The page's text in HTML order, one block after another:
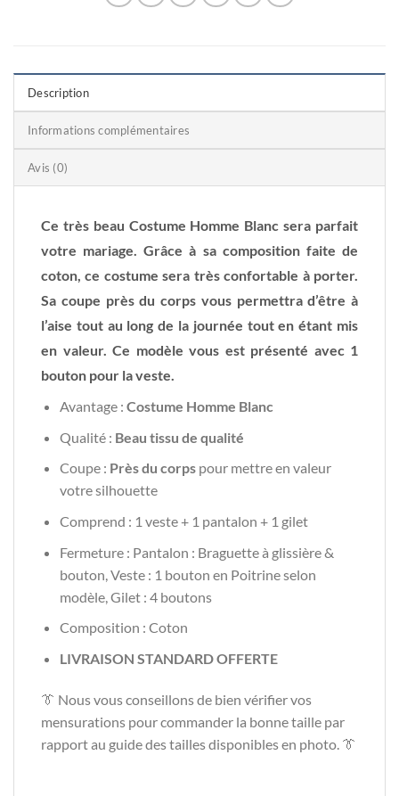
Description
Informations complémentaires
Avis (0)
Ce très beau Costume Homme Blanc sera parfait
votre mariage. Grâce à sa composition faite de
coton, ce costume sera très confortable à porter.
Sa coupe près du corps vous permettra d’être à
l’aise tout au long de la journée tout en étant mis
en valeur. Ce modèle vous est présenté avec 1
bouton pour la veste.
Avantage : Costume Homme Blanc
Qualité : Beau tissu de qualité
Coupe : Près du corps pour mettre en valeur
votre silhouette
Comprend : 1 veste + 1 pantalon + 1 gilet
Fermeture : Pantalon : Braguette à glissière &
bouton, Veste : 1 bouton en Poitrine selon
modèle, Gilet : 4 boutons
Composition : Coton
LIVRAISON STANDARD OFFERTE
👔 Nous vous conseillons de bien vérifier vos
mensurations pour commander la bonne taille par
rapport au guide des tailles disponibles en photo. 👔